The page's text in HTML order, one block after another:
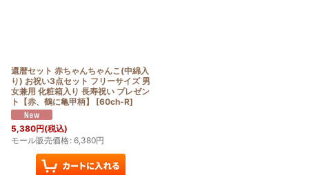
還暦セット 赤ちゃんちゃんこ(中綿入
り) お祝い3点セット フリーサイズ 男
女兼用 化粧箱入り 長寿祝い プレゼン
ト【赤、鶴に亀甲柄】
[60ch-R]
5,380円(税込)
モール販売価格: 6,380円